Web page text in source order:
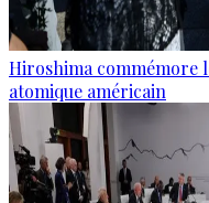
Hiroshima commémore
atomique américain